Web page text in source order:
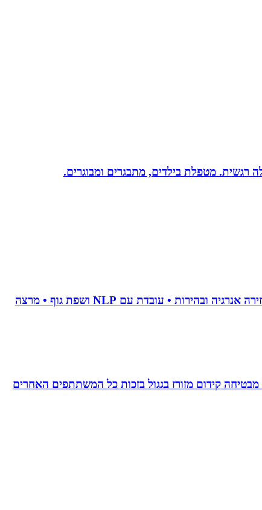
• מאמנת לויסות סטרס • מנקה טראומה וחרדות • מאמנת לשינוי אישי • מלווה טיפולי פוריות • מלווה קריירה מדויקת • מחזירה אנרגיה ובהירות • עובדת עם NLP ושפת גוף • מרצה
קידום מזורז בגגול בזכות כל המשתתפים האחרים